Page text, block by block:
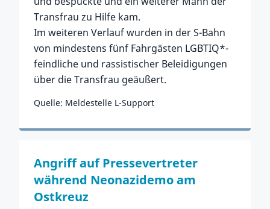
Transfrau zu Hilfe kam.
Im weiteren Verlauf wurden in der S-Bahn
von mindestens fünf Fahrgästen LGBTIQ*-
feindliche und rassistischer Beleidigungen
über die Transfrau geäußert.
Quelle: Meldestelle L-Support
Zum Vorfall
Angriff auf Pressevertreter
während Neonazidemo am
Ostkreuz